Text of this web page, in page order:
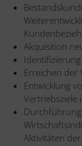
Akquisition
Erreichen der
Entwicklung
Vertriebsziele
Aktivitäten